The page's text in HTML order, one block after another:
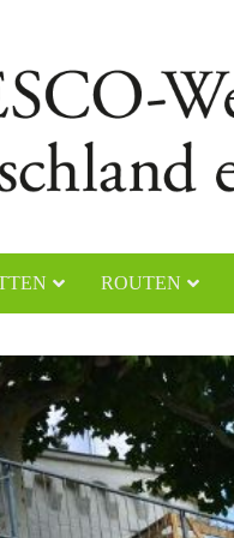
Dom
Dom
„Die Wies“
Lorsch
ROUTEN